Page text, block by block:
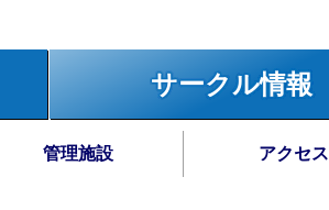
サークル情報
管理施設 アクセス